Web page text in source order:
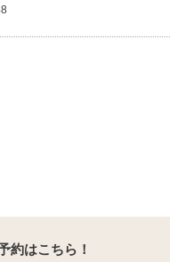
約はこちら！